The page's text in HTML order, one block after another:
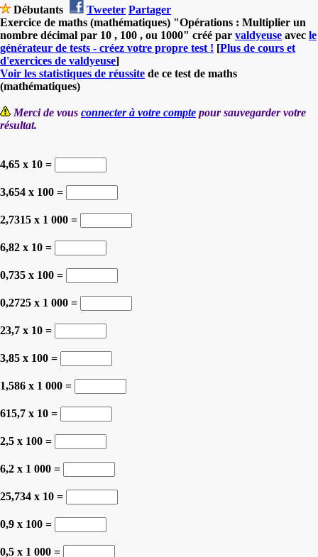
Débutants Tweeter Partager
Exercice de maths (mathématiques) "Opérations : Multiplier un
nombre décimal par 10 , 100 , ou 1000" créé par valdyeuse avec le
générateur de tests - créez votre propre test ! [Plus de cours et
d'exercices de valdyeuse]
Voir les statistiques de réussite de ce test de maths
(mathématiques)
Merci de vous connecter à votre compte pour sauvegarder votre
résultat.
4,65 x 10 =
3,654 x 100 =
2,7315 x 1 000 =
6,82 x 10 =
0,735 x 100 =
0,2725 x 1 000 =
23,7 x 10 =
3,85 x 100 =
1,586 x 1 000 =
615,7 x 10 =
2,5 x 100 =
6,2 x 1 000 =
25,734 x 10 =
0,9 x 100 =
0,5 x 1 000 =